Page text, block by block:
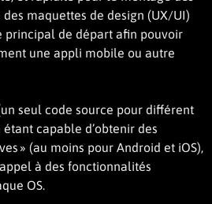
maquettes de design (UX/UI)
principal de départ afin pouvoir
une appli mobile ou autre
seul code source pour différent
capable d’obtenir des
» (au moins pour Android et iOS),
à des fonctionnalités
OS.